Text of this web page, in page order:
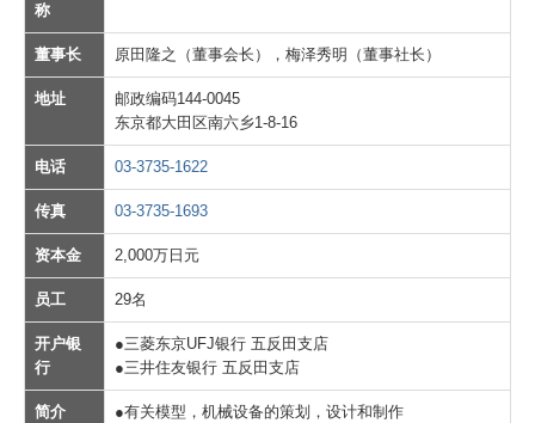
音声映像装置
造形＆構造物
工場紹介
見積もりから納品まで
設備紹介
お問い合わせ
称
董事长 原田隆之（董事会长），梅泽秀明（董事社长）
地址
邮政编码144-0045
东京都大田区南六乡1-8-16
电话 03-3735-1622
传真 03-3735-1693
资本金 2,000万日元
员工 29名
开户银
行
●三菱东京UFJ银行 五反田支店
●三井住友银行 五反田支店
简介
●有关模型，机械设备的策划，设计和制作